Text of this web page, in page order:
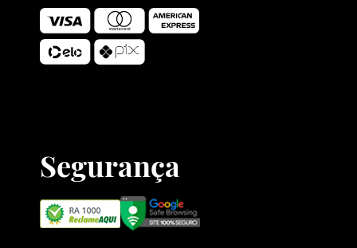
Segurança